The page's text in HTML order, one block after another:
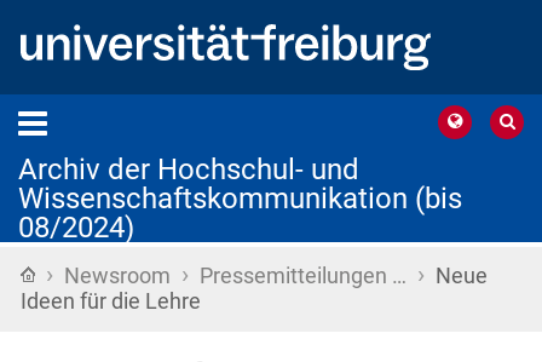
Archiv der Hochschul- und
Wissenschaftskommunikation (bis
08/2024)
Startseite
› Newsroom › Pressemitteilungen … › Neue
Ideen für die Lehre